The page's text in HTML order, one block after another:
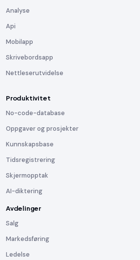
Analyse
Api
Mobilapp
Skrivebordsapp
Nettleserutvidelse
Produktivitet
No-code-database
Oppgaver og prosjekter
Kunnskapsbase
Tidsregistrering
Skjermopptak
AI-diktering
Avdelinger
Salg
Markedsføring
Ledelse